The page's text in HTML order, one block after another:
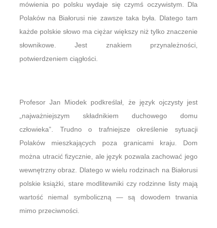
mówienia po polsku wydaje się czymś oczywistym. Dla
Polaków na Białorusi nie zawsze taka była. Dlatego tam
każde polskie słowo ma ciężar większy niż tylko znaczenie
słownikowe. Jest znakiem przynależności,
potwierdzeniem ciągłości.
Profesor Jan Miodek podkreślał, że język ojczysty jest
„najważniejszym składnikiem duchowego domu
człowieka”. Trudno o trafniejsze określenie sytuacji
Polaków mieszkających poza granicami kraju. Dom
można utracić fizycznie, ale język pozwala zachować jego
wewnętrzny obraz. Dlatego w wielu rodzinach na Białorusi
polskie książki, stare modlitewniki czy rodzinne listy mają
wartość niemal symboliczną — są dowodem trwania
mimo przeciwności.